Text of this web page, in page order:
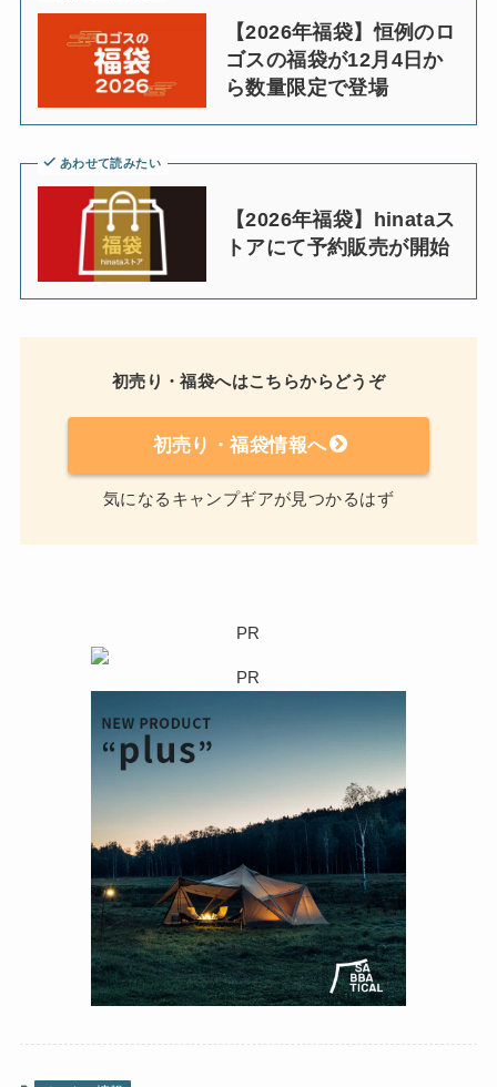
【2026年福袋】恒例のロ
ゴスの福袋が12月4日か
ら数量限定で登場
あわせて読みたい
【2026年福袋】hinataス
トアにて予約販売が開始
初売り・福袋へはこちらからどうぞ
初売り・福袋情報へ
気になるキャンプギアが見つかるはず
PR
PR